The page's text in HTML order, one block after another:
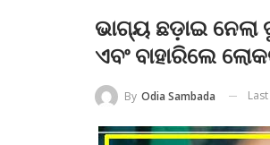
ଭାଗ୍ୟ ଛଡ଼ାଇ
ଏବଂ ବାହାରିଲେ
By Odia Sambada